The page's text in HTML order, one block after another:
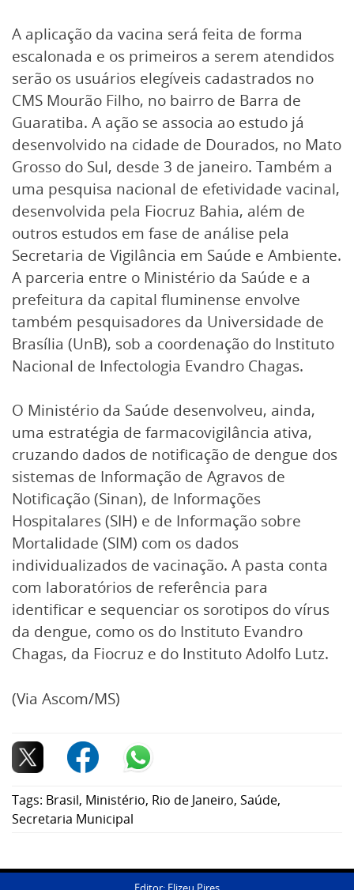
A aplicação da vacina será feita de forma
escalonada e os primeiros a serem atendidos
serão os usuários elegíveis cadastrados no
CMS Mourão Filho, no bairro de Barra de
Guaratiba. A ação se associa ao estudo já
desenvolvido na cidade de Dourados, no Mato
Grosso do Sul, desde 3 de janeiro. Também a
uma pesquisa nacional de efetividade vacinal,
desenvolvida pela Fiocruz Bahia, além de
outros estudos em fase de análise pela
Secretaria de Vigilância em Saúde e Ambiente.
A parceria entre o Ministério da Saúde e a
prefeitura da capital fluminense envolve
também pesquisadores da Universidade de
Brasília (UnB), sob a coordenação do Instituto
Nacional de Infectologia Evandro Chagas.
O Ministério da Saúde desenvolveu, ainda,
uma estratégia de farmacovigilância ativa,
cruzando dados de notificação de dengue dos
sistemas de Informação de Agravos de
Notificação (Sinan), de Informações
Hospitalares (SIH) e de Informação sobre
Mortalidade (SIM) com os dados
individualizados de vacinação. A pasta conta
com laboratórios de referência para
identificar e sequenciar os sorotipos do vírus
da dengue, como os do Instituto Evandro
Chagas, da Fiocruz e do Instituto Adolfo Lutz.
(Via Ascom/MS)
Tags: Brasil, Ministério, Rio de Janeiro, Saúde,
Secretaria Municipal